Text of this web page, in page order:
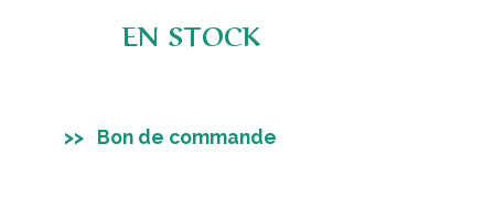
EN STOCK
>> Bon de commande